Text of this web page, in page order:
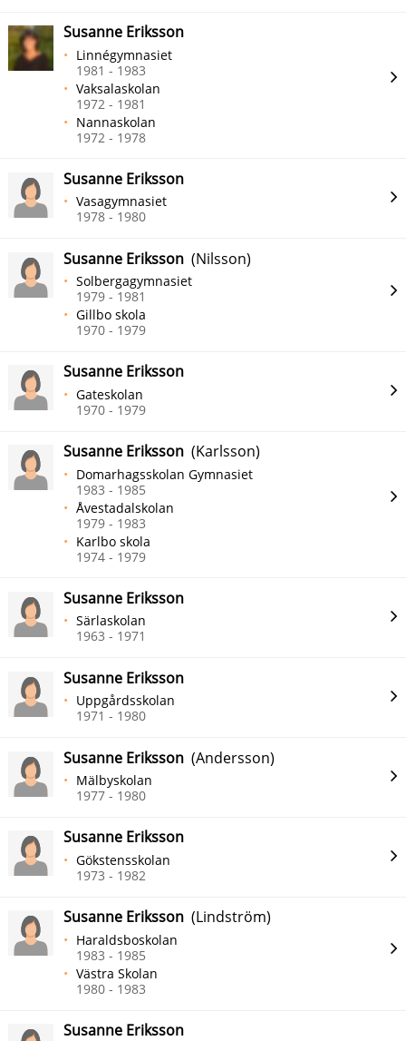
Susanne Eriksson
Linnégymnasiet
1981 - 1983
Vaksalaskolan
1972 - 1981
Nannaskolan
1972 - 1978
Susanne Eriksson
Vasagymnasiet
1978 - 1980
Susanne Eriksson (Nilsson)
Solbergagymnasiet
1979 - 1981
Gillbo skola
1970 - 1979
Susanne Eriksson
Gateskolan
1970 - 1979
Susanne Eriksson (Karlsson)
Domarhagsskolan Gymnasiet
1983 - 1985
Åvestadalskolan
1979 - 1983
Karlbo skola
1974 - 1979
Susanne Eriksson
Särlaskolan
1963 - 1971
Susanne Eriksson
Uppgårdsskolan
1971 - 1980
Susanne Eriksson (Andersson)
Mälbyskolan
1977 - 1980
Susanne Eriksson
Gökstensskolan
1973 - 1982
Susanne Eriksson (Lindström)
Haraldsboskolan
1983 - 1985
Västra Skolan
1980 - 1983
Susanne Eriksson